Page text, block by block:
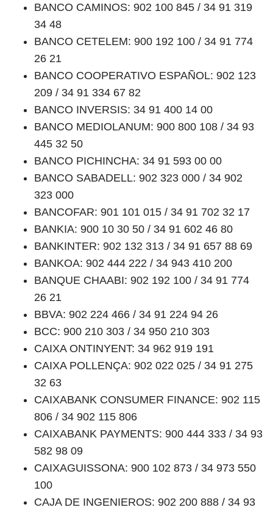
BANCO CAMINOS: 902 100 845 / 34 91 319
34 48
BANCO CETELEM: 900 192 100 / 34 91 774
26 21
BANCO COOPERATIVO ESPAÑOL: 902 123
209 / 34 91 334 67 82
BANCO INVERSIS: 34 91 400 14 00
BANCO MEDIOLANUM: 900 800 108 / 34 93
445 32 50
BANCO PICHINCHA: 34 91 593 00 00
BANCO SABADELL: 902 323 000 / 34 902
323 000
BANCOFAR: 901 101 015 / 34 91 702 32 17
BANKIA: 900 10 30 50 / 34 91 602 46 80
BANKINTER: 902 132 313 / 34 91 657 88 69
BANKOA: 902 444 222 / 34 943 410 200
BANQUE CHAABI: 902 192 100 / 34 91 774
26 21
BBVA: 902 224 466 / 34 91 224 94 26
BCC: 900 210 303 / 34 950 210 303
CAIXA ONTINYENT: 34 962 919 191
CAIXA POLLENÇA: 902 022 025 / 34 91 275
32 63
CAIXABANK CONSUMER FINANCE: 902 115
806 / 34 902 115 806
CAIXABANK PAYMENTS: 900 444 333 / 34 93
582 98 09
CAIXAGUISSONA: 900 102 873 / 34 973 550
100
CAJA DE INGENIEROS: 902 200 888 / 34 93